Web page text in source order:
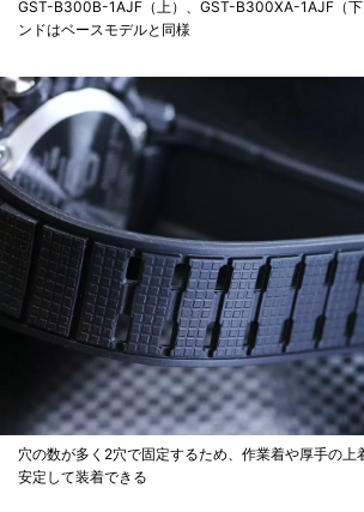
GST-B300B-1AJF（上）、GST-B300XA-1AJF（下
ンドはベースモデルと同様
穴の数が多く2穴で固定するため、作業着や厚手の上
安定して装着できる